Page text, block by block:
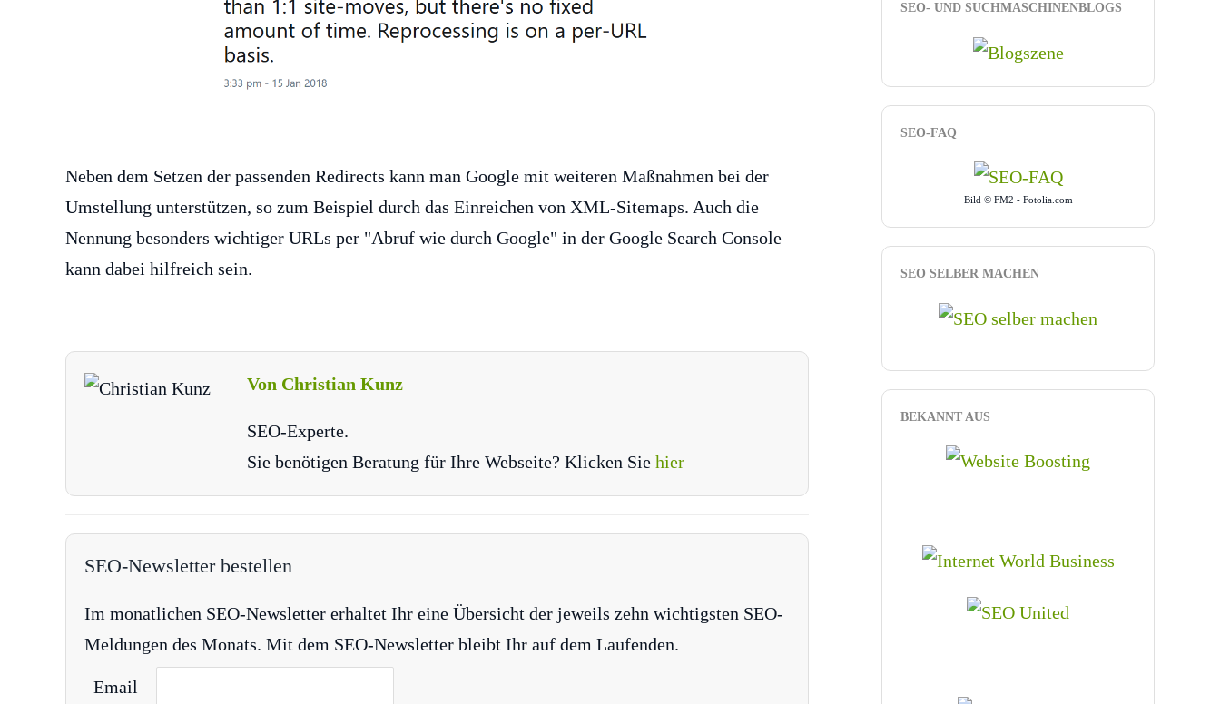
Neben dem Setzen der passenden Redirects kann man Google mit weiteren Maßnahmen bei der
Umstellung unterstützen, so zum Beispiel durch das Einreichen von XML-Sitemaps. Auch die
Nennung besonders wichtiger URLs per "Abruf wie durch Google" in der Google Search Console
kann dabei hilfreich sein.
Von Christian Kunz
SEO-Experte.
Sie benötigen Beratung für Ihre Webseite? Klicken Sie hier
SEO-Newsletter bestellen
Im monatlichen SEO-Newsletter erhaltet Ihr eine Übersicht der jeweils zehn wichtigsten SEO-
Meldungen des Monats. Mit dem SEO-Newsletter bleibt Ihr auf dem Laufenden.
Email
SEO- UND SUCHMASCHINENBLOGS
SEO-FAQ
Bild © FM2 - Fotolia.com
SEO SELBER MACHEN
BEKANNT AUS